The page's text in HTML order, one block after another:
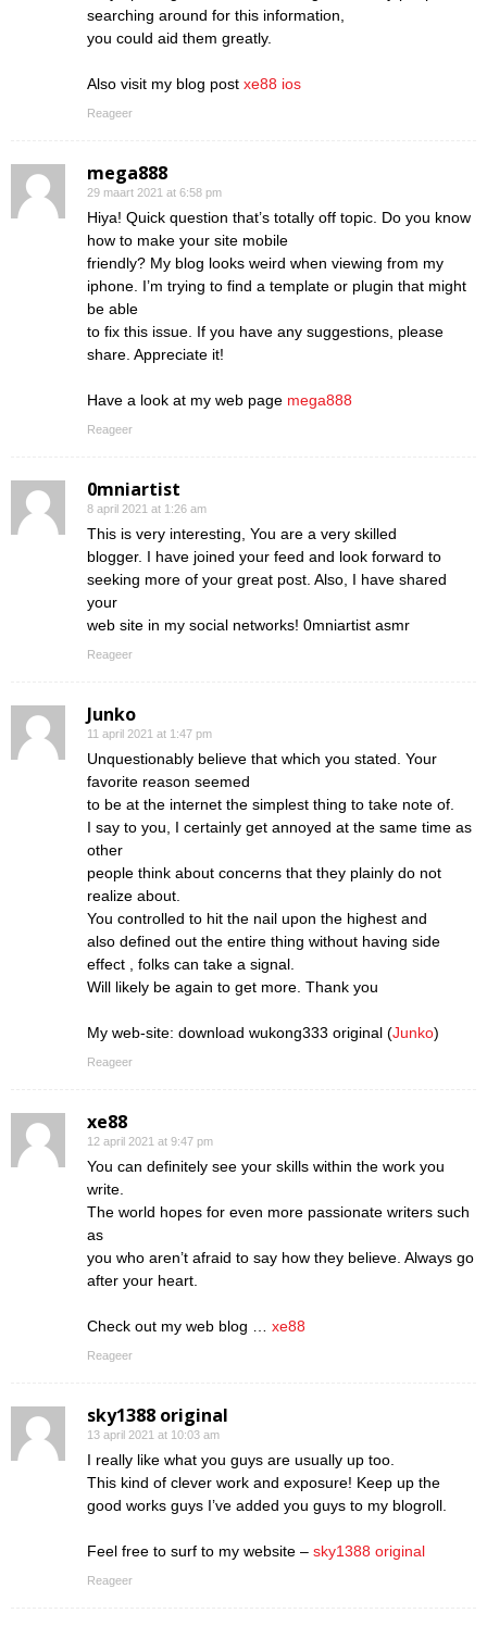
searching around for this information,
you could aid them greatly.
Also visit my blog post xe88 ios
Reageer
mega888
29 maart 2021 at 6:58 pm
Hiya! Quick question that’s totally off topic. Do you know
how to make your site mobile
friendly? My blog looks weird when viewing from my
iphone. I’m trying to find a template or plugin that might
be able
to fix this issue. If you have any suggestions, please
share. Appreciate it!
Have a look at my web page mega888
Reageer
0mniartist
8 april 2021 at 1:26 am
This is very interesting, You are a very skilled
blogger. I have joined your feed and look forward to
seeking more of your great post. Also, I have shared
your
web site in my social networks! 0mniartist asmr
Reageer
Junko
11 april 2021 at 1:47 pm
Unquestionably believe that which you stated. Your
favorite reason seemed
to be at the internet the simplest thing to take note of.
I say to you, I certainly get annoyed at the same time as
other
people think about concerns that they plainly do not
realize about.
You controlled to hit the nail upon the highest and
also defined out the entire thing without having side
effect , folks can take a signal.
Will likely be again to get more. Thank you
My web-site: download wukong333 original (Junko)
Reageer
xe88
12 april 2021 at 9:47 pm
You can definitely see your skills within the work you
write.
The world hopes for even more passionate writers such
as
you who aren’t afraid to say how they believe. Always go
after your heart.
Check out my web blog … xe88
Reageer
sky1388 original
13 april 2021 at 10:03 am
I really like what you guys are usually up too.
This kind of clever work and exposure! Keep up the
good works guys I’ve added you guys to my blogroll.
Feel free to surf to my website – sky1388 original
Reageer